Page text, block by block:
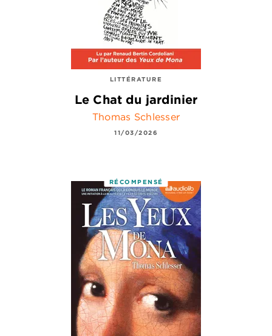
LITTÉRATURE
Le Chat du jardinier
Thomas Schlesser
11/03/2026
RÉCOMPENSÉ